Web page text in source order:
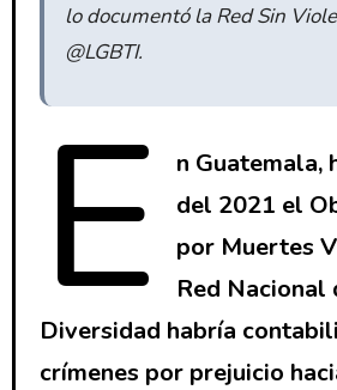
lo documentó la Red Sin
@LGBTI.
E
n Guatemala,
del 2021 el
por Muertes
Red Nacional
Diversidad habría
crímenes por prejuicio